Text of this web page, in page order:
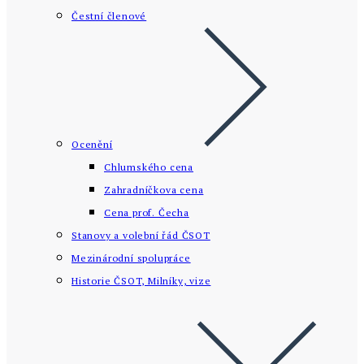
Čestní členové
Ocenění
Chlumského cena
Zahradníčkova cena
Cena prof. Čecha
Stanovy a volební řád ČSOT
Mezinárodní spolupráce
Historie ČSOT, Milníky, vize